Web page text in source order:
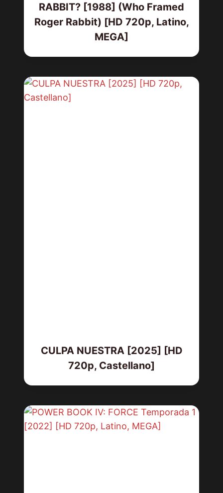
RABBIT? [1988] (Who Framed
Roger Rabbit) [HD 720p, Latino,
MEGA]
CULPA NUESTRA [2025] [HD
720p, Castellano]